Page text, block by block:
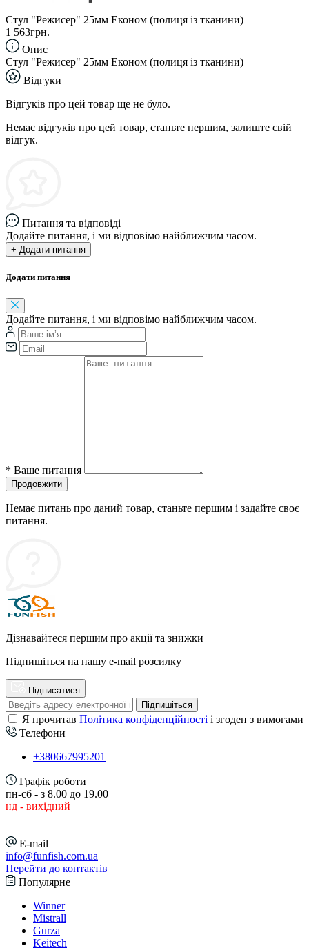
Стул "Режисер" 25мм Економ (полиця із тканини)
1 563грн.
Опис
Стул "Режисер" 25мм Економ (полиця із тканини)
Відгуки
Відгуків про цей товар ще не було.
Немає відгуків про цей товар, станьте першим, залиште свій
відгук.
Питання та відповіді
Додайте питання, і ми відповімо найближчим часом.
+ Додати питання
Додати питання
Додайте питання, і ми відповімо найближчим часом.
* Ваше питання
Продовжити
Немає питань про даний товар, станьте першим і задайте своє
питання.
Дізнавайтеся першим про акції та знижки
Підпишіться на нашу e-mail розсилку
Підписатися
Підпишіться
Я прочитав Політика конфіденційності і згоден з вимогами
Телефони
+380667995201
Графік роботи
пн-сб - з 8.00 до 19.00
нд - вихідний
E-mail
info@funfish.com.ua
Перейти до контактів
Популярне
Winner
Mistrall
Gurza
Keitech